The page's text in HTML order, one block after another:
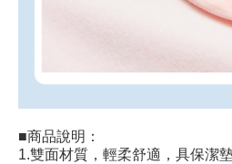
■商品說明：
1.雙面材質，輕柔舒適，具保潔